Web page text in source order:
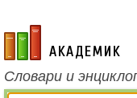
academic.ru
Словари и